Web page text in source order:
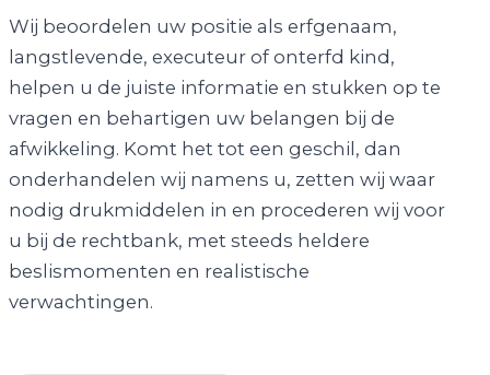
Wij beoordelen uw positie als erfgenaam,
langstlevende, executeur of onterfd kind,
helpen u de juiste informatie en stukken op te
vragen en behartigen uw belangen bij de
afwikkeling. Komt het tot een geschil, dan
onderhandelen wij namens u, zetten wij waar
nodig drukmiddelen in en procederen wij voor
u bij de rechtbank, met steeds heldere
beslismomenten en realistische
verwachtingen.